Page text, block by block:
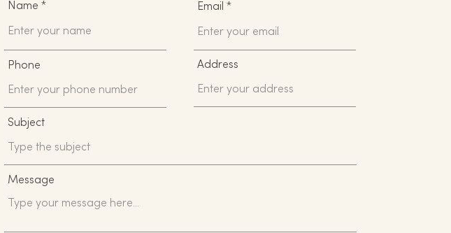
Name
Phone
Email
Address
Subject
Message